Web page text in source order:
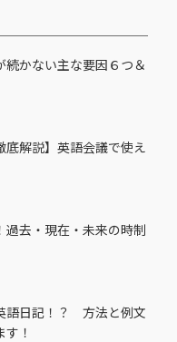
続かない主な要因６つ＆
底解説】英語会議で使え
過去・現在・未来の時制
語日記！？ 方法と例文
！